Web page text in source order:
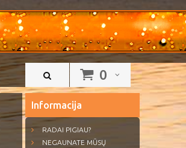
0
Informacija
RADAI PIGIAU?
NEGAUNATE MŪSŲ